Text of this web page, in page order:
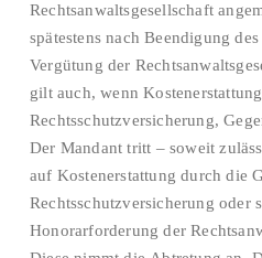
Rechtsanwaltsgesellschaft
spätestens nach Beendigung
Vergütung der
gilt auch, wenn
Rechtsschutzversicherung,
Der Mandant tritt – soweit
auf Kostenerstattung durch die
Rechtsschutzversicherung oder
Honorarforderung der